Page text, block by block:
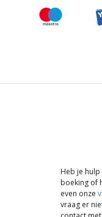
Heb je
boeking of
even onze
vraag er